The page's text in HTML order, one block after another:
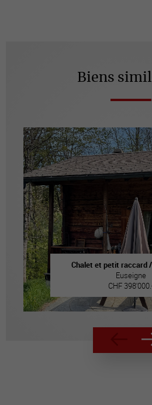
Biens
Chalet et petit raccard
Euseigne
CHF